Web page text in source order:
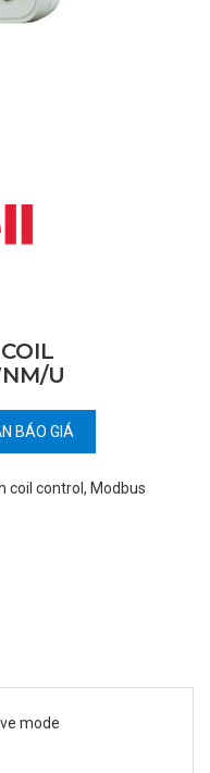
U
BÁO GIÁ
coil control, Modbus
mode